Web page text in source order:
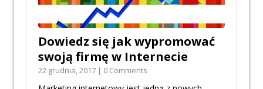
Dowiedz się jak wypromować
swoją firmę w Internecie
22 grudnia, 2017 | 0 Comments